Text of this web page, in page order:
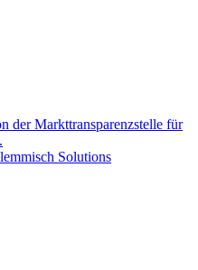
der Markttransparenzstelle für
Solutions